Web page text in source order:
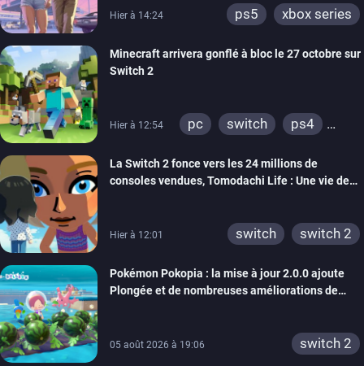
Hier à 14:24 ps5 xbox series
Minecraft arrivera gonflé à bloc le 27 octobre sur
Switch 2
Hier à 12:54 pc switch
ps4
wiiu
3ds
ps3
xbox 360
switch 2
La Switch 2 fonce vers les 24 millions de
consoles vendues, Tomodachi Life : Une vie de
Hier à 12:01 switch switch 2
Pokémon Pokopia : la mise à jour 2.0.0 ajoute
Plongée et de nombreuses améliorations de
05 août 2026 à 19:06 switch 2